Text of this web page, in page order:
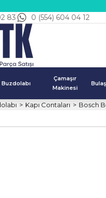
83 0 (554) 604 04 12
Buzdolabı
Çamaşır
Makinesi
Kapı Contaları Bosch